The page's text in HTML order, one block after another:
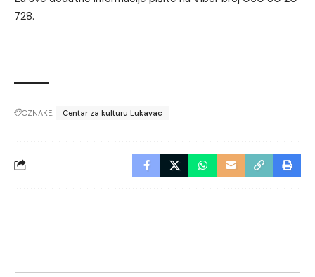
728.
OZNAKE: Centar za kulturu Lukavac